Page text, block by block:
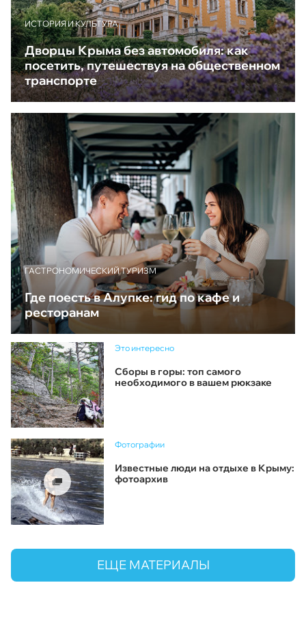
ИСТОРИЯ И КУЛЬТУРА
Дворцы Крыма без автомобиля: как
посетить, путешествуя на общественном
транспорте
ГАСТРОНОМИЧЕСКИЙ ТУРИЗМ
Где поесть в Алупке: гид по кафе и
ресторанам
Это интересно
Сборы в горы: топ самого
необходимого в вашем рюкзаке
Фотографии
Известные люди на отдыхе в Крыму:
фотоархив
ЕЩЕ МАТЕРИАЛЫ